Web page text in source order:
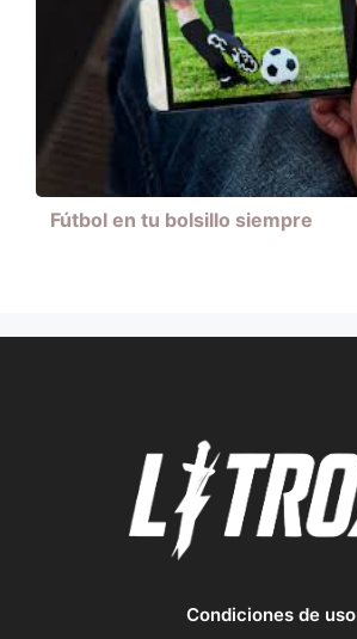
Fútbol en tu bolsillo siempre
Condiciones de uso